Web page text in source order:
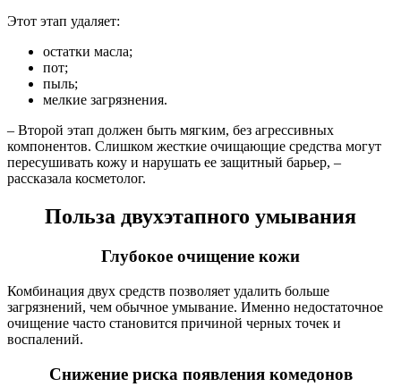
Этот этап удаляет:
остатки масла;
пот;
пыль;
мелкие загрязнения.
– Второй этап должен быть мягким, без агрессивных
компонентов. Слишком жесткие очищающие средства могут
пересушивать кожу и нарушать ее защитный барьер, –
рассказала косметолог.
Польза двухэтапного умывания
Глубокое очищение кожи
Комбинация двух средств позволяет удалить больше
загрязнений, чем обычное умывание. Именно недостаточное
очищение часто становится причиной черных точек и
воспалений.
Снижение риска появления комедонов